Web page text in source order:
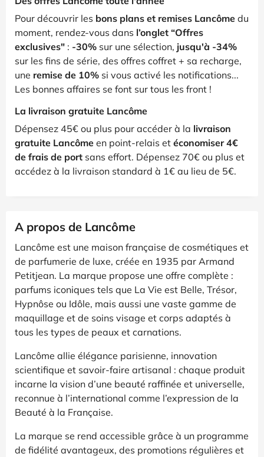
Pour découvrir les bons plans et remises Lancôme du
moment, rendez-vous dans l’onglet “Offres
exclusives" : -30% sur une sélection, jusqu'à -34%
sur les fins de série, des offres coffret + sa recharge,
une remise de 10% si vous activé les notifications...
Les bonnes affaires se font sur tous les front !
La livraison gratuite Lancôme
Dépensez 45€ ou plus pour accéder à la livraison
gratuite Lancôme en point-relais et économiser 4€
de frais de port sans effort. Dépensez 70€ ou plus et
accédez à la livraison standard à 1€ au lieu de 5€.
A propos de Lancôme
Lancôme est une maison française de cosmétiques et
de parfumerie de luxe, créée en 1935 par Armand
Petitjean. La marque propose une offre complète :
parfums iconiques tels que La Vie est Belle, Trésor,
Hypnôse ou Idôle, mais aussi une vaste gamme de
maquillage et de soins visage et corps adaptés à
tous les types de peaux et carnations.
Lancôme allie élégance parisienne, innovation
scientifique et savoir-faire artisanal : chaque produit
incarne la vision d’une beauté raffinée et universelle,
reconnue à l’international comme l’expression de la
Beauté à la Française.
La marque se rend accessible grâce à un programme
de fidélité avantageux, des promotions régulières et